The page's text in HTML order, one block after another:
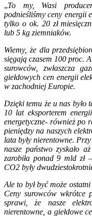
„To my, Wasi
podnieśliśmy ceny energii
tylko o ok. 20 zł
lub 5 kg ziemniaków.
Wiemy, że dla
sięgają czasem 100 proc.
surowców, zwłaszcza
giełdowych cen energii
w zachodniej Europie.
Dzięki temu że u nas było
10 lat eksporterem
energetyczne- również po
pieniędzy na naszych
lata były nierentowne.
nasze państwo zyskało
zarobiła ponad 9 mld zł
CO2 były
Ale to był być może
Ceny surowców wkrótce
sprawi, że nasze
nierentowne, a giełdowe